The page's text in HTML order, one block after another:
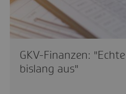
GKV-Finanzen:
bislang aus"